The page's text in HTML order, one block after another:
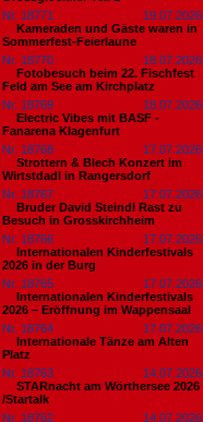
Nr. 18771
19.07.2026
Kameraden und Gäste waren in
Sommerfest-Feierlaune
Nr. 18770
18.07.2026
Fotobesuch beim 22. Fischfest
Feld am See am Kirchplatz
Nr. 18769
18.07.2026
Electric Vibes mit BASF -
Fanarena Klagenfurt
Nr. 18768
17.07.2026
Strottern & Blech Konzert im
Wirtstdadl in Rangersdorf
Nr. 18767
17.07.2026
Bruder David Steindl Rast zu
Besuch in Grosskirchheim
Nr. 18766
17.07.2026
Internationalen Kinderfestivals
2026 in der Burg
Nr. 18765
17.07.2026
Internationalen Kinderfestivals
2026 – Eröffnung im Wappensaal
Nr. 18764
17.07.2026
Internationale Tänze am Alten
Platz
Nr. 18763
14.07.2026
STARnacht am Wörthersee 2026
/Startalk
Nr. 18762
14.07.2026